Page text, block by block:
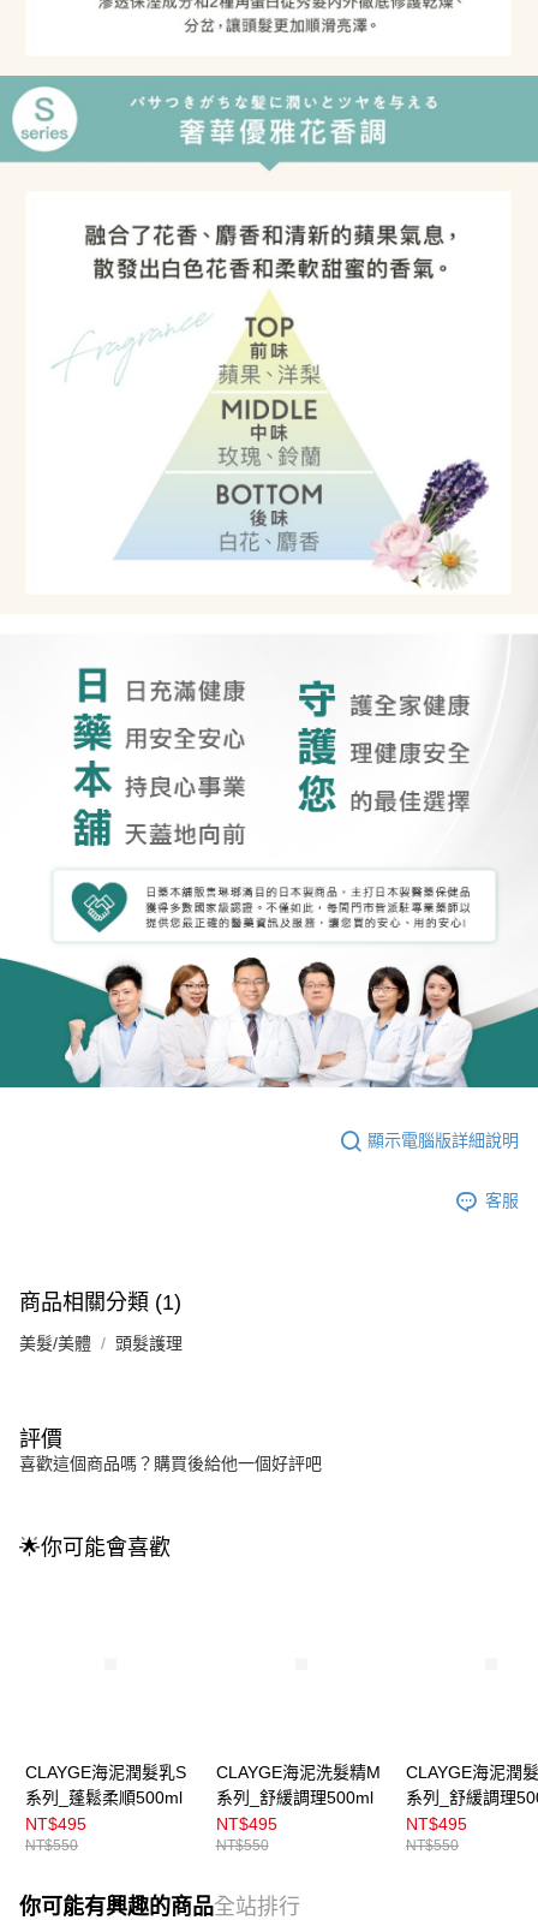
顯示電腦版詳細說明
客服
商品相關分類 (1)
美髮/美體 頭髮護理
評價
喜歡這個商品嗎？購買後給他一個好評吧
🌟你可能會喜歡
CLAYGE海泥潤髮乳S
系列_蓬鬆柔順500ml
NT$495
NT$550
CLAYGE海泥洗髮精M
系列_舒緩調理500ml
NT$495
NT$550
CLAYGE海泥潤
系列_舒緩調理
NT$495
NT$550
你可能有興趣的商品全站排行